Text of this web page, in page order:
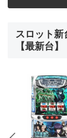
スロット新
【最新台】